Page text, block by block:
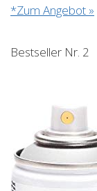
*Zum Angebot »
Bestseller Nr. 2